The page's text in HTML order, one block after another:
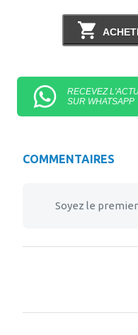
RECEVEZ
SUR WHATSAPP
COMMENTAIRES
Soyez le